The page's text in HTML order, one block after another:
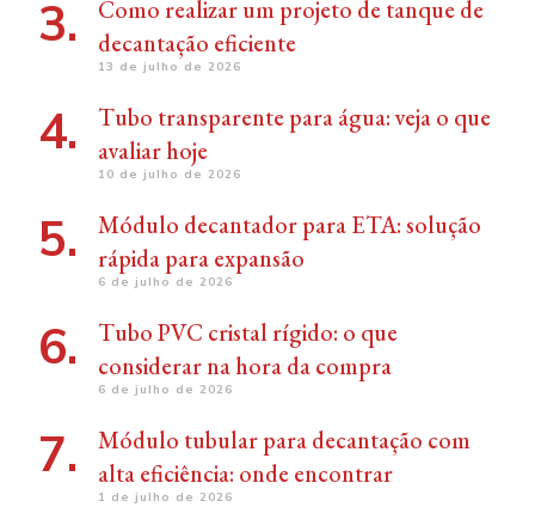
Como realizar um projeto de tanque de
decantação eficiente
13 de julho de 2026
Tubo transparente para água: veja o que
avaliar hoje
10 de julho de 2026
Módulo decantador para ETA: solução
rápida para expansão
6 de julho de 2026
Tubo PVC cristal rígido: o que
considerar na hora da compra
6 de julho de 2026
Módulo tubular para decantação com
alta eficiência: onde encontrar
1 de julho de 2026